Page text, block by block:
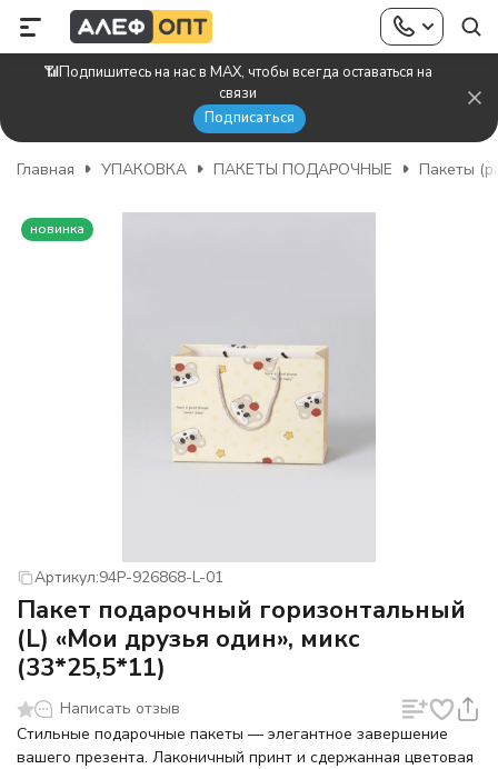
📶Подпишитесь на нас в MAX, чтобы всегда оставаться на
связи
Подписаться
Главная УПАКОВКА ПАКЕТЫ ПОДАРОЧНЫЕ Пакеты
новинка
Артикул:94P-926868-L-01
Пакет подарочный горизонтальный
(L) «Мои друзья один», микс
(33*25,5*11)
Написать отзыв
Стильные подарочные пакеты — элегантное завершение
вашего презента. Лаконичный принт и сдержанная цветовая